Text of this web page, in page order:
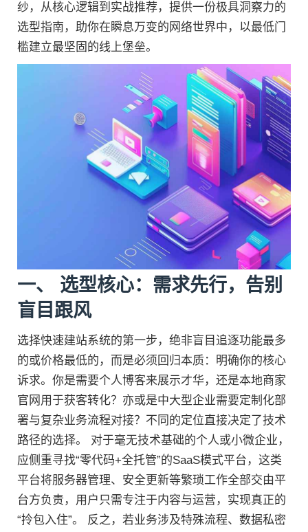
纱，从核心逻辑到实战推荐，提供一份极具洞察力的
选型指南，助你在瞬息万变的网络世界中，以最低门
槛建立最坚固的线上堡垒。
一、 选型核心：需求先行，告别
盲目跟风
选择快速建站系统的第一步，绝非盲目追逐功能最多
的或价格最低的，而是必须回归本质：明确你的核心
诉求。你是需要个人博客来展示才华，还是本地商家
官网用于获客转化？亦或是中大型企业需要定制化部
署与复杂业务流程对接？不同的定位直接决定了技术
路径的选择。 对于毫无技术基础的个人或小微企业，
应侧重寻找“零代码+全托管”的SaaS模式平台，这类
平台将服务器管理、安全更新等繁琐工作全部交由平
台方负责，用户只需专注于内容与运营，实现真正的
“拎包入住”。 反之，若业务涉及特殊流程、数据私密